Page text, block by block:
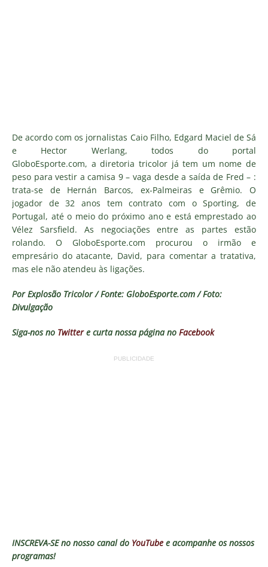
De acordo com os jornalistas Caio Filho, Edgard Maciel de Sá
e Hector Werlang, todos do portal
GloboEsporte.com, a diretoria tricolor já tem um nome de
peso para vestir a camisa 9 – vaga desde a saída de Fred – :
trata-se de Hernán Barcos, ex-Palmeiras e Grêmio. O
jogador de 32 anos tem contrato com o Sporting, de
Portugal, até o meio do próximo ano e está emprestado ao
Vélez Sarsfield. As negociações entre as partes estão
rolando. O GloboEsporte.com procurou o irmão e
empresário do atacante, David, para comentar a tratativa,
mas ele não atendeu às ligações.
Por Explosão Tricolor / Fonte: GloboEsporte.com / Foto:
Divulgação
Siga-nos no Twittere curta nossa página no Facebook
PUBLICIDADE
INSCREVA-SE no nosso canal do YouTube e acompanhe os nossos
programas!